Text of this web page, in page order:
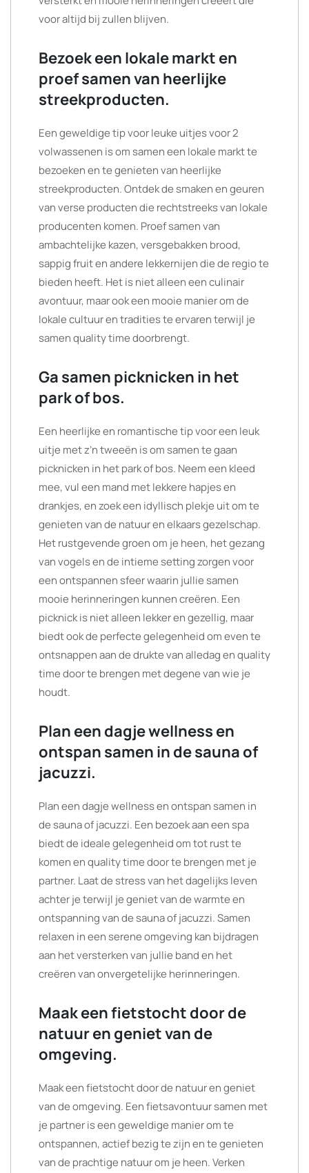
voor altijd bij zullen blijven.
Bezoek een lokale markt en
proef samen van heerlijke
streekproducten.
Een geweldige tip voor leuke uitjes voor 2
volwassenen is om samen een lokale markt te
bezoeken en te genieten van heerlijke
streekproducten. Ontdek de smaken en geuren
van verse producten die rechtstreeks van lokale
producenten komen. Proef samen van
ambachtelijke kazen, versgebakken brood,
sappig fruit en andere lekkernijen die de regio te
bieden heeft. Het is niet alleen een culinair
avontuur, maar ook een mooie manier om de
lokale cultuur en tradities te ervaren terwijl je
samen quality time doorbrengt.
Ga samen picknicken in het
park of bos.
Een heerlijke en romantische tip voor een leuk
uitje met z’n tweeën is om samen te gaan
picknicken in het park of bos. Neem een kleed
mee, vul een mand met lekkere hapjes en
drankjes, en zoek een idyllisch plekje uit om te
genieten van de natuur en elkaars gezelschap.
Het rustgevende groen om je heen, het gezang
van vogels en de intieme setting zorgen voor
een ontspannen sfeer waarin jullie samen
mooie herinneringen kunnen creëren. Een
picknick is niet alleen lekker en gezellig, maar
biedt ook de perfecte gelegenheid om even te
ontsnappen aan de drukte van alledag en quality
time door te brengen met degene van wie je
houdt.
Plan een dagje wellness en
ontspan samen in de sauna of
jacuzzi.
Plan een dagje wellness en ontspan samen in
de sauna of jacuzzi. Een bezoek aan een spa
biedt de ideale gelegenheid om tot rust te
komen en quality time door te brengen met je
partner. Laat de stress van het dagelijks leven
achter je terwijl je geniet van de warmte en
ontspanning van de sauna of jacuzzi. Samen
relaxen in een serene omgeving kan bijdragen
aan het versterken van jullie band en het
creëren van onvergetelijke herinneringen.
Maak een fietstocht door de
natuur en geniet van de
omgeving.
Maak een fietstocht door de natuur en geniet
van de omgeving. Een fietsavontuur samen met
je partner is een geweldige manier om te
ontspannen, actief bezig te zijn en te genieten
van de prachtige natuur om je heen. Verken